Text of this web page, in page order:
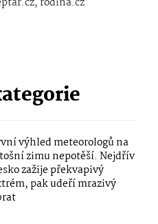
výhled meteorologů na
zimu nepotěší. Nejdřív
zažije překvapivý
pak udeří mrazivý